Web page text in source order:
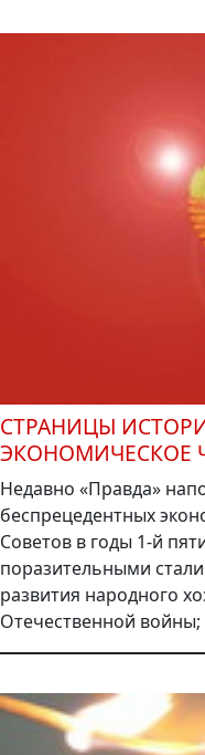
СТРАНИЦЫ
ЭКОНОМИЧЕСКОЕ
Недавно «Правда»
беспрецедентных
Советов в годы 1-й
поразительными
развития народного
Отечественной войны;